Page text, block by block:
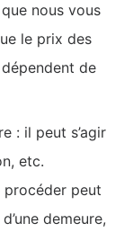
nous vous
le prix des
de
: il peut s’agir
etc.
procéder peut
demeure,